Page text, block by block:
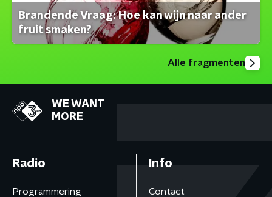
Brandende Vraag: Hoe kan wijn naar ander
fruit smaken?
Alle fragmenten
WE WANT
MORE
Radio
Programmering
Info
Contact